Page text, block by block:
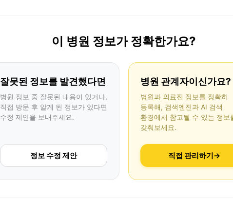
이 병원 정보가 정확한가요?
잘못된 정보를 발견했다면
병원 정보 중 잘못된 내용이 있거나,
직접 방문 후 알게 된 정보가 있다면
수정 제안을 보내주세요.
정보 수정 제안
병원 관계자이신가요?
병원과 의료진 정보를 정확히
등록해, 검색엔진과 AI 검색
환경에서 참고될 수 있는 정보
갖춰보세요.
직접 관리하기→